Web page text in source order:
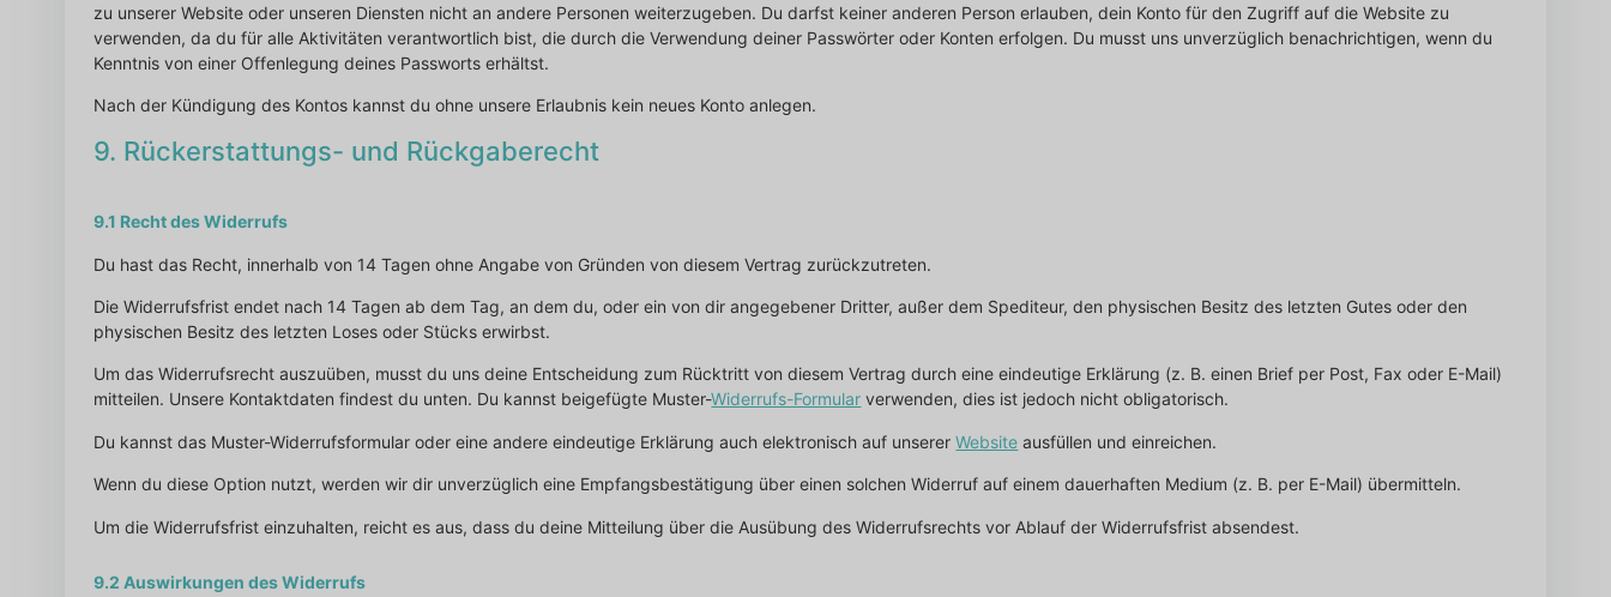
zu unserer Website oder unseren Diensten nicht an andere Personen weiterzugeben. Du darfst keiner anderen Person erlauben, dein Konto für den Zugriff auf die Website zu
verwenden, da du für alle Aktivitäten verantwortlich bist, die durch die Verwendung deiner Passwörter oder Konten erfolgen. Du musst uns unverzüglich benachrichtigen, wenn du
Kenntnis von einer Offenlegung deines Passworts erhältst.
Nach der Kündigung des Kontos kannst du ohne unsere Erlaubnis kein neues Konto anlegen.
9. Rückerstattungs- und Rückgaberecht
9.1 Recht des Widerrufs
Du hast das Recht, innerhalb von 14 Tagen ohne Angabe von Gründen von diesem Vertrag zurückzutreten.
Die Widerrufsfrist endet nach 14 Tagen ab dem Tag, an dem du, oder ein von dir angegebener Dritter, außer dem Spediteur, den physischen Besitz des letzten Gutes oder den
physischen Besitz des letzten Loses oder Stücks erwirbst.
Um das Widerrufsrecht auszuüben, musst du uns deine Entscheidung zum Rücktritt von diesem Vertrag durch eine eindeutige Erklärung (z. B. einen Brief per Post, Fax oder E-Mail)
mitteilen. Unsere Kontaktdaten findest du unten. Du kannst beigefügte Muster-Widerrufs-Formular verwenden, dies ist jedoch nicht obligatorisch.
Du kannst das Muster-Widerrufsformular oder eine andere eindeutige Erklärung auch elektronisch auf unsererWebsite ausfüllen und einreichen.
Wenn du diese Option nutzt, werden wir dir unverzüglich eine Empfangsbestätigung über einen solchen Widerruf auf einem dauerhaften Medium (z. B. per E-Mail) übermitteln.
Um die Widerrufsfrist einzuhalten, reicht es aus, dass du deine Mitteilung über die Ausübung des Widerrufsrechts vor Ablauf der Widerrufsfrist absendest.
9.2 Auswirkungen des Widerrufs